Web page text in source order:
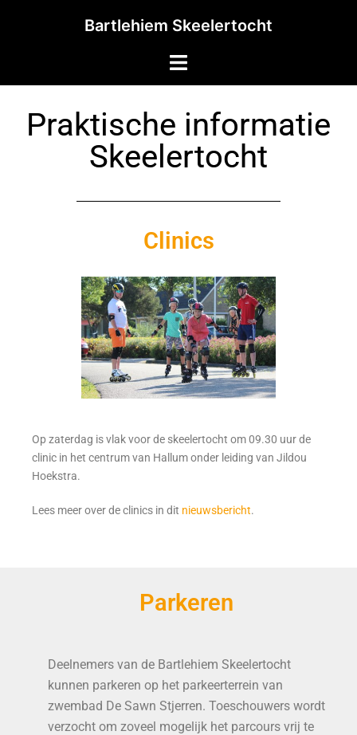
Bartlehiem Skeelertocht
Praktische informatie
Skeelertocht
Clinics
Op zaterdag is vlak voor de skeelertocht om 09.30 uur de
clinic in het centrum van Hallum onder leiding van Jildou
Hoekstra.
Lees meer over de clinics in dit nieuwsbericht.
Parkeren
Deelnemers van de Bartlehiem Skeelertocht
kunnen parkeren op het parkeerterrein van
zwembad De Sawn Stjerren. Toeschouwers wordt
verzocht om zoveel mogelijk het parcours vrij te